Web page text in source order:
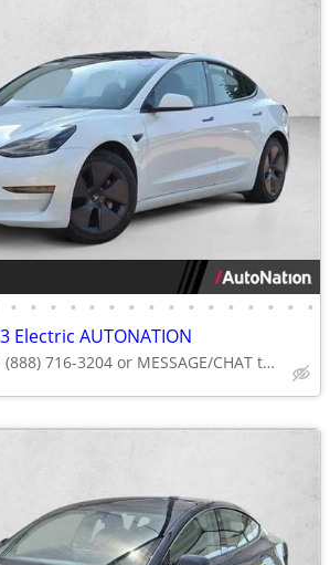
• • • • • • • • • • • • • • • •
Electric AUTONATION
Call (888) 716-3204 or MESSAGE/CHAT to confirm availability